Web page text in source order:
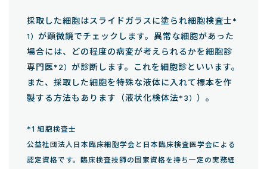
採取した細胞はスライドガラスに塗られ細胞検査士 *
1） が顕微鏡でチェックします。異常な細胞があった
場合には、どの程度の病変が考えられるかを細胞診
専門医*2） が診断します。これを細胞診といいます。
また、採取した細胞を特殊な液体に入れて標本を作
製する方法もあります（液状化検体法*3） ）。
*1 細胞検査士
公益社団法人日本臨床細胞学会と日本臨床検査医学会による
認定資格です。臨床検査技師の国家資格を持ち一定の実務経